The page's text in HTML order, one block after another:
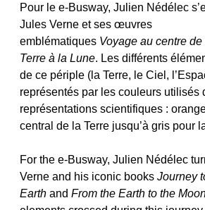
Pour le e-Busway, Julien Nédélec
Jules Verne et ses œuvres
emblématiques Voyage au centre de
Terre à la Lune. Les différents
de ce périple (la Terre, le Ciel,
représentés par les couleurs utilisés
représentations scientifiques :
central de la Terre jusqu’à gris pour
For the e-Busway, Julien Nédélec
Verne and his iconic booksJourney
Earth andFrom the Earth to the